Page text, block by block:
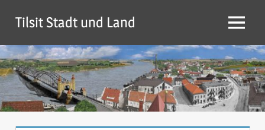
Inhalt
springen
Tilsit Stadt und Land Menü